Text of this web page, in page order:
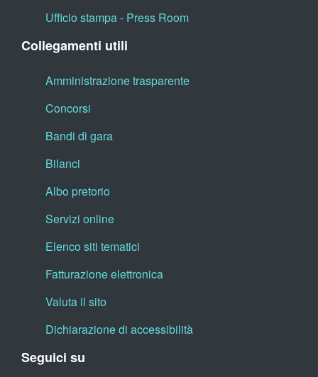
Ufficio stampa - Press Room
Collegamenti utili
Amministrazione trasparente
Concorsi
Bandi di gara
Bilanci
Albo pretorio
Servizi online
Elenco siti tematici
Fatturazione elettronica
Valuta il sito
Dichiarazione di accessibilità
Seguici su